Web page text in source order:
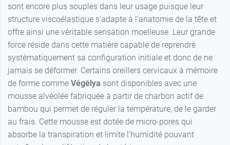
sont encore plus souples dans leur usage puisque leur
structure viscoélastique s’adapte à l’anatomie de la tête et
offre ainsi une véritable sensation moelleuse. Leur grande
force réside dans cette matière capable de reprendre
systématiquement sa configuration initiale et donc de ne
jamais se déformer. Certains oreillers cervicaux à mémoire
de forme comme Végélya sont disponibles avec une
mousse alvéolée fabriquée à partir de charbon actif de
bambou qui permet de réguler la température, de le garder
au frais. Cette mousse est dotée de micro-pores qui
absorbe la transpiration et limite l’humidité pouvant